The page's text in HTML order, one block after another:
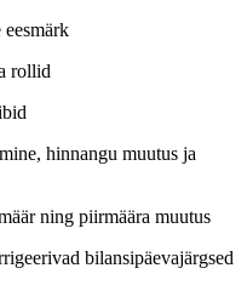
eesmärk
rollid
hinnangu muutus ja
ning piirmäära muutus
bilansipäevajärgsed